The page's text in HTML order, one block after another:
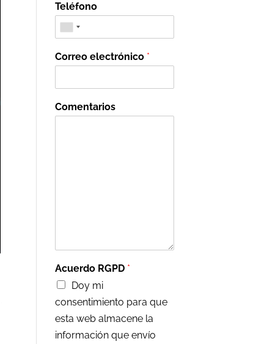
Teléfono
Correo electrónico *
Comentarios
Acuerdo RGPD *
Doy mi
consentimiento para que
esta web almacene la
información que envío